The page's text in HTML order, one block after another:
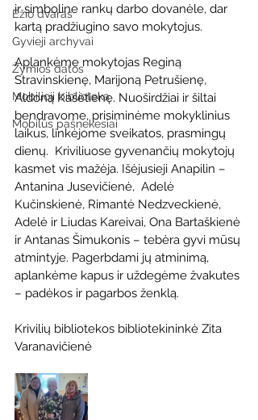
Ežio dvaras
Gyvieji archyvai
Žymios datos
Mobilioji biblioteka
Mobilūs pašnekesiai
ir simboline rankų darbo dovanėle, dar
kartą pradžiugino savo mokytojus.
Aplankėme mokytojas Reginą
Stravinskienę, Marijoną Petrušienę,
Aldoną Kašėtienę. Nuoširdžiai ir šiltai
bendravome, prisiminėme mokyklinius
laikus, linkėjome sveikatos, prasmingų
dienų.  Kriviliuose gyvenančių mokytojų
kasmet vis mažėja. Išėjusieji Anapilin –
Antanina Jusevičienė,  Adelė
Kučinskienė, Rimantė Nedzveckienė,
Adelė ir Liudas Kareivai, Ona Bartaškienė
ir Antanas Šimukonis – tebėra gyvi mūsų
atmintyje. Pagerbdami jų atminimą,
aplankėme kapus ir uždegėme žvakutes
– padėkos ir pagarbos ženklą.
Krivilių bibliotekos bibliotekininkė Zita
Varanavičienė